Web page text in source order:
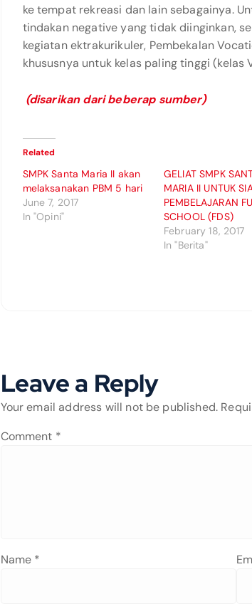
ke tempat rekreasi dan lain sebagainya.
tindakan negative yang tidak diinginkan,
kegiatan ektrakurikuler, Pembekalan
khususnya untuk kelas paling tinggi (kelas
(disarikan dari beberap sumber)
Related
SMPK Santa Maria II akan
melaksanakan PBM 5 hari
June 7, 2017
In "Opini"
GELIAT SMPK
MARIA II UNTUK
PEMBELAJARAN
SCHOOL (FDS)
February 18, 2017
In "Berita"
Leave a Reply
Your email address will not be published.
Comment *
Name *